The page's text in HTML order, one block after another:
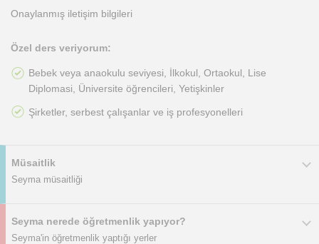
Onaylanmış iletişim bilgileri
Özel ders veriyorum:
Bebek veya anaokulu seviyesi, İlkokul, Ortaokul, Lise
Diplomasi, Üniversite öğrencileri, Yetişkinler
Şirketler, serbest çalışanlar ve iş profesyonelleri
Müsaitlik
Seyma müsaitliği
Seyma nerede öğretmenlik yapıyor?
Seyma'in öğretmenlik yaptığı yerler